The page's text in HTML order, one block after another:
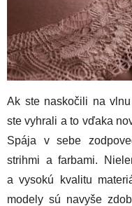
Ak ste naskočili na
ste vyhrali a to vďaka
Spája v sebe
strihmi a farbami.
a vysokú kvalitu
modely sú navyše